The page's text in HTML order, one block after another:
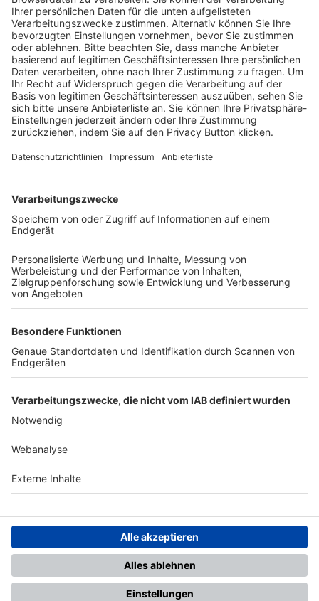
Trainerausbildung
Schulungsangebot Vereinsmitarbeiter
BFV-Geschäftsstellen
Trainerbörse
Login SpielPlus
FOLGE DEM BFV
TOP-VEREINE
TOP-PARTNER
SFV DFB
Nutzungsbedingungen Datenschutz Impressum
Ihr Gerät wird möglicherweise
nicht vollständig unterstützt.
Für die beste Nutzung empfehlen
wir ein kompatibles Gerät oder